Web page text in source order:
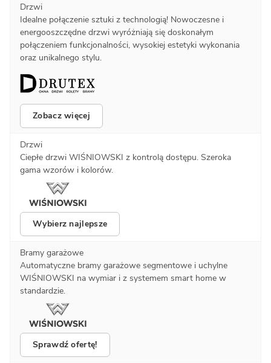
Drzwi
Idealne połączenie sztuki z technologią! Nowoczesne i
energooszczędne drzwi wyróżniają się doskonałym
połączeniem funkcjonalności, wysokiej estetyki wykonania
oraz unikalnego stylu.
Zobacz więcej
Drzwi
Ciepłe drzwi WIŚNIOWSKI z kontrolą dostępu. Szeroka
gama wzorów i kolorów.
Wybierz najlepsze
Bramy garażowe
Automatyczne bramy garażowe segmentowe i uchylne
WIŚNIOWSKI na wymiar i z systemem smart home w
standardzie.
Sprawdź ofertę!